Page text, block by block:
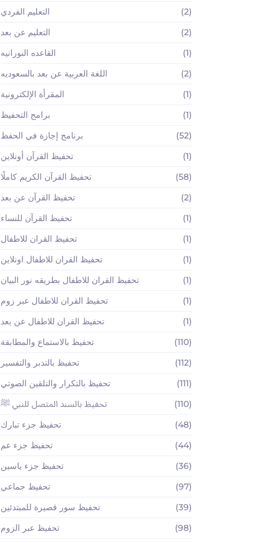
التعليم الفردي
(2)
التعليم عن بعد
(2)
القاعده النورانيه
(1)
اللغة العربية عن بعد بالسعوديه
(2)
المقرأة الإلكترونية
(1)
برامج التحفيظ
(1)
برنامج إجازة في الحفظ
(52)
تحفيظ القرآن أونلاين
(1)
تحفيظ القرآن الكريم كاملًا
(58)
تحفيظ القرآن عن بعد
(2)
تحفيظ القرآن للنساء
(1)
تحفيظ القران للاطفال
(1)
تحفيظ القران للاطفال اونلاين
(1)
تحفيظ القران للاطفال بطريقه نور البيان
(1)
تحفيظ القران للاطفال عبر زوم
(1)
تحفيظ القران للاطفال عن بعد
(1)
تحفيظ بالاستماع والمطابقة
(110)
تحفيظ بالتدبر والتفسير
(112)
تحفيظ بالتكرار والتلقين الصوتي
(111)
تحفيظ بالسند المتصل للنبي ﷺ
(110)
تحفيظ جزء تبارك
(48)
تحفيظ جزء عم
(44)
تحفيظ جزء ياسين
(36)
تحفيظ جماعي
(97)
تحفيظ سور قصيرة للمبتدئين
(39)
تحفيظ عبر الزوم
(98)